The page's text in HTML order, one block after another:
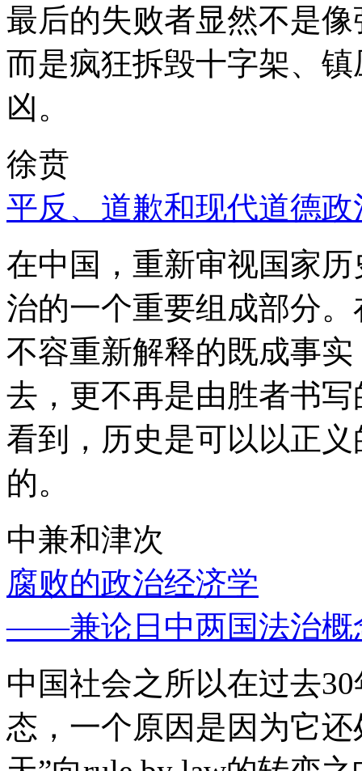
最后的失败者显然不是
而是疯狂拆毁十字架、
凶。
徐贲
平反、道歉和现代道德政
在中国，重新审视国家
治的一个重要组成部分
不容重新解释的既成事
去，更不再是由胜者书
看到，历史是可以以正
的。
中兼和津次
腐败的政治经济学
——兼论日中两国法治概
中国社会之所以在过去
态，一个原因是因为它